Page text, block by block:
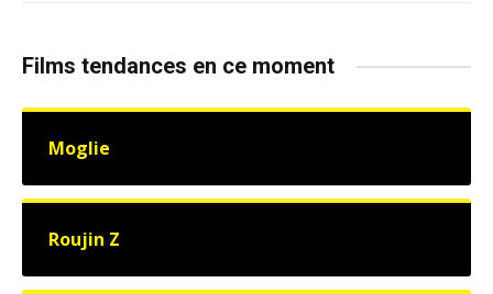
Films tendances en ce moment
Moglie
Roujin Z